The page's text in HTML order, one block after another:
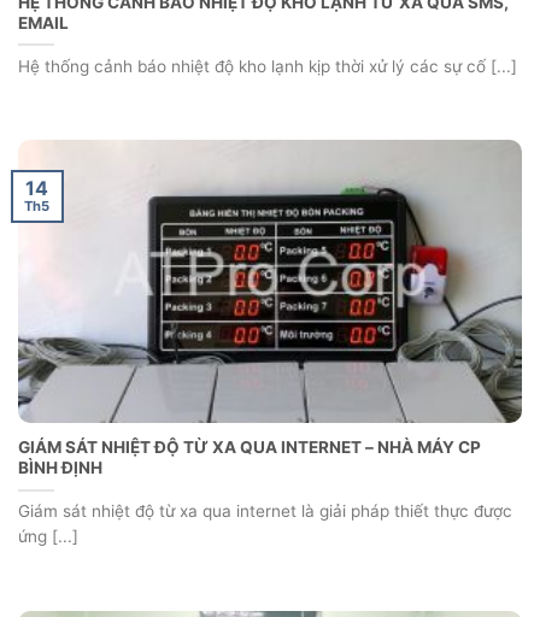
EMAIL
Hệ thống cảnh báo nhiệt độ kho lạnh kịp thời xử lý các sự cố [...]
GIÁM SÁT NHIỆT ĐỘ TỪ XA QUA INTERNET – NHÀ MÁY CP
BÌNH ĐỊNH
Giám sát nhiệt độ từ xa qua internet là giải pháp thiết thực được
ứng [...]
14
Th5